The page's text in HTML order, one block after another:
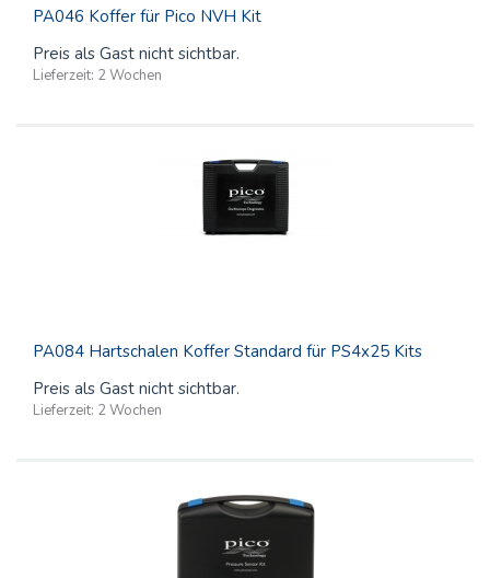
PA046 Koffer für Pico NVH Kit
Preis als Gast nicht sichtbar.
Lieferzeit: 2 Wochen
PA084 Hartschalen Koffer Standard für PS4x25 Kits
Preis als Gast nicht sichtbar.
Lieferzeit: 2 Wochen